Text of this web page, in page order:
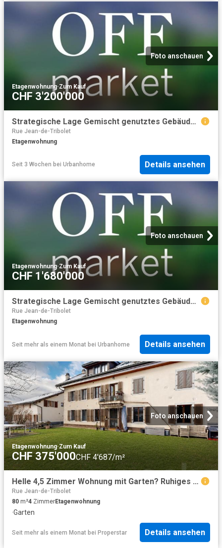
Foto anschauen
Etagenwohnung·Zum Kauf
CHF 3'200'000
Strategische Lage Gemischt genutztes Gebäude zum Verkauf – Neuchâtel NE
Rue Jean-de-Tribolet
Etagenwohnung
Seit 3 Wochen bei Urbanhome Details ansehen
Foto anschauen
Etagenwohnung·Zum Kauf
CHF 1'680'000
Strategische Lage Gemischt genutztes Gebäude zum Verkauf – Peseux NE
Rue Jean-de-Tribolet
Etagenwohnung
Seit mehr als einem Monat bei Urbanhome Details ansehen
Foto anschauen
Etagenwohnung·Zum Kauf
CHF 375'000CHF 4'687/m²
Helle 4,5 Zimmer Wohnung mit Garten? Ruhiges Gebiet
Rue Jean-de-Tribolet
80 m²4 ZimmerEtagenwohnung
·Garten
Seit mehr als einem Monat bei Properstar Details ansehen